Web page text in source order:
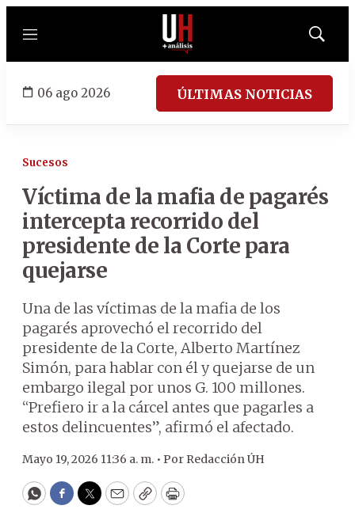
Menú
Mostrar
06 ago 2026 ÚLTIMAS NOTICIAS
Sucesos
Víctima de la mafia de pagarés
intercepta recorrido del
presidente de la Corte para
quejarse
Una de las víctimas de la mafia de los
pagarés aprovechó el recorrido del
presidente de la Corte, Alberto Martínez
Simón, para hablar con él y quejarse de un
embargo ilegal por unos G. 100 millones.
“Prefiero ir a la cárcel antes que pagarles a
estos delincuentes”, afirmó el afectado.
Mayo 19, 2026 11:36 a. m. • Por Redacción ÚH
WhatsApp
Facebook
Twitter
EmailCopyPrint